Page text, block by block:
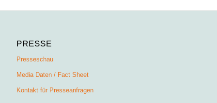
PRESSE
Presseschau
Media Daten / Fact Sheet
Kontakt für Presseanfragen